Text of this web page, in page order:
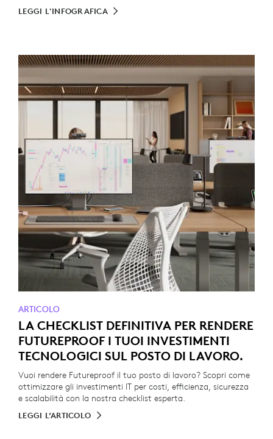
LEGGI L'INFOGRAFICA
ARTICOLO
LA CHECKLIST DEFINITIVA PER RENDERE
FUTUREPROOF I TUOI INVESTIMENTI
TECNOLOGICI SUL POSTO DI LAVORO.
Vuoi rendere Futureproof il tuo posto di lavoro? Scopri come
ottimizzare gli investimenti IT per costi, efficienza, sicurezza
e scalabilità con la nostra checklist esperta.
LEGGI L’ARTICOLO